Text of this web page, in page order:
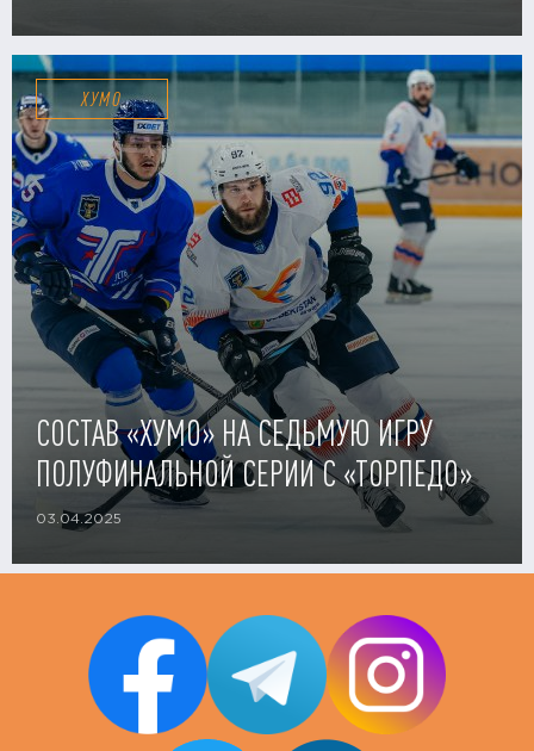
ХУМО
СОСТАВ «ХУМО» НА СЕДЬМУЮ ИГРУ
ПОЛУФИНАЛЬНОЙ СЕРИИ С «ТОРПЕДО»
03.04.2025